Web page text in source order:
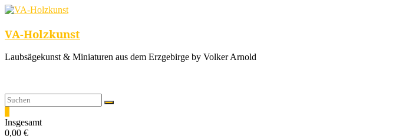
VA-Holzkunst
Laubsägekunst & Miniaturen aus dem Erzgebirge by Volker Arnold
Insgesamt
0,00 €